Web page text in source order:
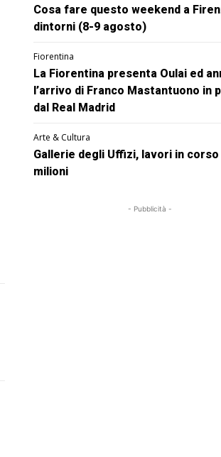
Cosa fare questo weekend a
dintorni (8-9 agosto)
Fiorentina
La Fiorentina presenta Oulai ed
l’arrivo di Franco Mastantuono in
dal Real Madrid
Arte & Cultura
Gallerie degli Uffizi, lavori in corso
milioni
- Pubblicità -